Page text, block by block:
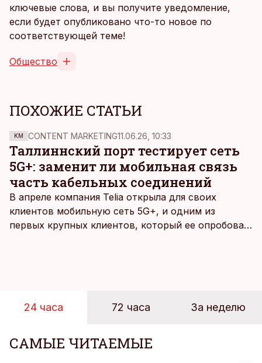
ключевые слова, и вы получите уведомление,
если будет опубликовано что-то новое по
соответствующей теме!
Общество
ПОХОЖИЕ СТАТЬИ
KM CONTENT MARKETING11.06.26, 10:33
Таллиннский порт тестирует сеть
5G+: заменит ли мобильная связь
часть кабельных соединений
В апреле компания Telia открыла для своих
клиентов мобильную сеть 5G+, и одним из
первых крупных клиентов, который ее опробовал,
24 часа 72 часа За неделю
САМЫЕ ЧИТАЕМЫЕ